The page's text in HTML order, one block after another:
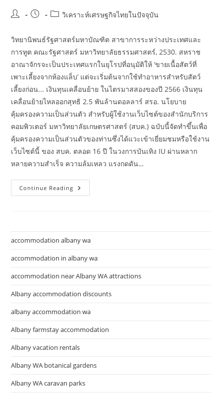
Post
Post
Postวิเคราะห์เศรษฐกิจไทยในปัจจุบัน
วิทยานิพนธ์รัฐศาสตร์มหาบัณฑิต สาขาการระหว่างประเทศและ
การทูต คณะรัฐศาสตร์ มหาวิทยาลัยธรรมศาสตร์, 2530. สหราช
อาณาจักรจะเป็นประเทศแรกในยุโรปที่อนุมัติให้ ‘ขายเนื้อสัตว์ที่
เพาะเลี้ยงจากห้องแล็บ’ แต่จะเริ่มต้นจากใช้ทำอาหารสำหรับสัตว์
เลี้ยงก่อน... เงินทุนเคลื่อนย้าย ในไตรมาสสองของปี 2566 เงินทุน
เคลื่อนย้ายไหลออกสุทธิ 2.5 พันล้านดอลลาร์ สรอ. นโยบาย
คุ้มครองความเป็นส่วนตัว สำหรับผู้ใช้งานเว็บไซต์ของสำนักบริการ
คอมพิวเตอร์ มหาวิทยาลัยเกษตรศาสตร์ (สบค.) ฉบับนี้จัดทำขึ้นเพื่อ
คุ้มครองความเป็นส่วนตัวของท่านซึ่งได้แวะเข้าเยี่ยมชมหรือใช้งาน
เว็บไซต์นี้ ของ สบค. ตลอด 16 ปี ในวงการบันเทิง IU ผ่านหลาก
หลายความสำเร็จ ความล้มเหลว แรงกดดัน…
Continue Reading กระทรวง
การ
accommodation albany wa
accommodation in albany wa
accommodation near Albany WA attractions
Albany accommodation discounts
albany accommodation wa
Albany farmstay accommodation
Albany vacation rentals
Albany WA botanical gardens
Albany WA caravan parks